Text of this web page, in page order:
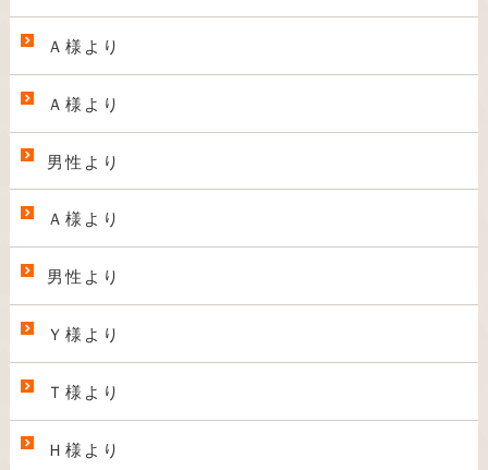
Ａ様より
Ａ様より
男性より
Ａ様より
男性より
Ｙ様より
Ｔ様より
Ｈ様より